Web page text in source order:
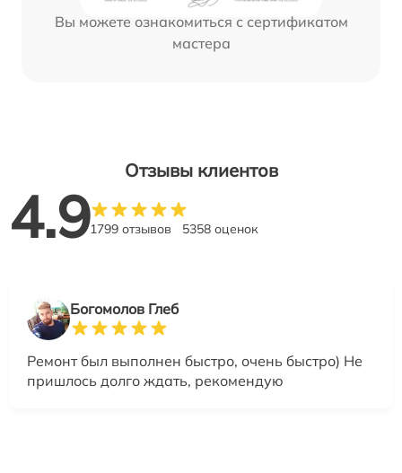
Вы можете ознакомиться с сертификатом
мастера
Отзывы клиентов
4.91799 отзывов 5358 оценок
Богомолов Глеб
Ремонт был выполнен быстро, очень быстро) Не
пришлось долго ждать, рекомендую